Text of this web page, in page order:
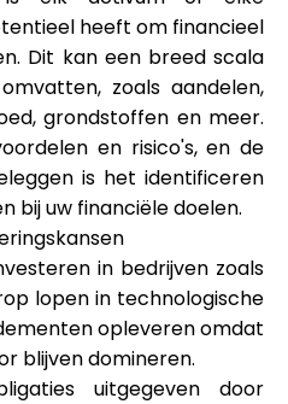
op
heeft om financieel
Dit kan een breed scala
zoals aandelen,
grondstoffen en meer.
en risico's, en de
is het identificeren
bij uw financiële doelen.
in bedrijven zoals
lopen in technologische
opleveren omdat
blijven domineren.
uitgegeven door